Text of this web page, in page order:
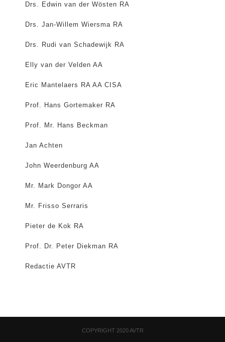
Drs. Edwin van der Wösten RA
Drs. Jan-Willem Wiersma RA
Drs. Rudi van Schadewijk RA
Elly van der Velden AA
Eric Mantelaers RA AA CISA
Prof. Hans Gortemaker RA
Prof. Mr. Hans Beckman
Jan Achten
John Weerdenburg AA
Mr. Mark Dongor AA
Mr. Frisso Serraris
Pieter de Kok RA
Prof. Dr. Peter Diekman RA
Redactie AVTR
COPYRIGHT 2020 AVTR